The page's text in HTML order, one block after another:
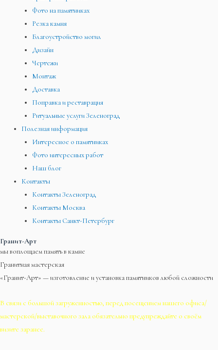
Фото на памятниках
Резка камня
Благоустройство могил
Дизайн
Чертежи
Монтаж
Доставка
Поправка и реставрация
Ритуальные услуги Зеленоград
Полезная информация
Интересное о памятниках
Фото интересных работ
Наш блог
Контакты
Контакты Зеленоград
Контакты Москва
Контакты Санкт-Петербург
Гранит-Арт
мы воплощаем память в камне
Гранитная мастерская
«Гранит-Арт» — изготовление и установка памятников любой сложности
В связи с большой загруженностью, перед посещением нашего офиса/
мастерской/выставочного зала обязательно предупреждайте о своём
визите заранее.